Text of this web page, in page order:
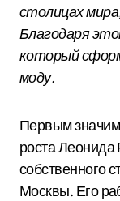
столицах
Благодаря
который
моду.
Первым
роста Леонида
собственного
Москвы. Его